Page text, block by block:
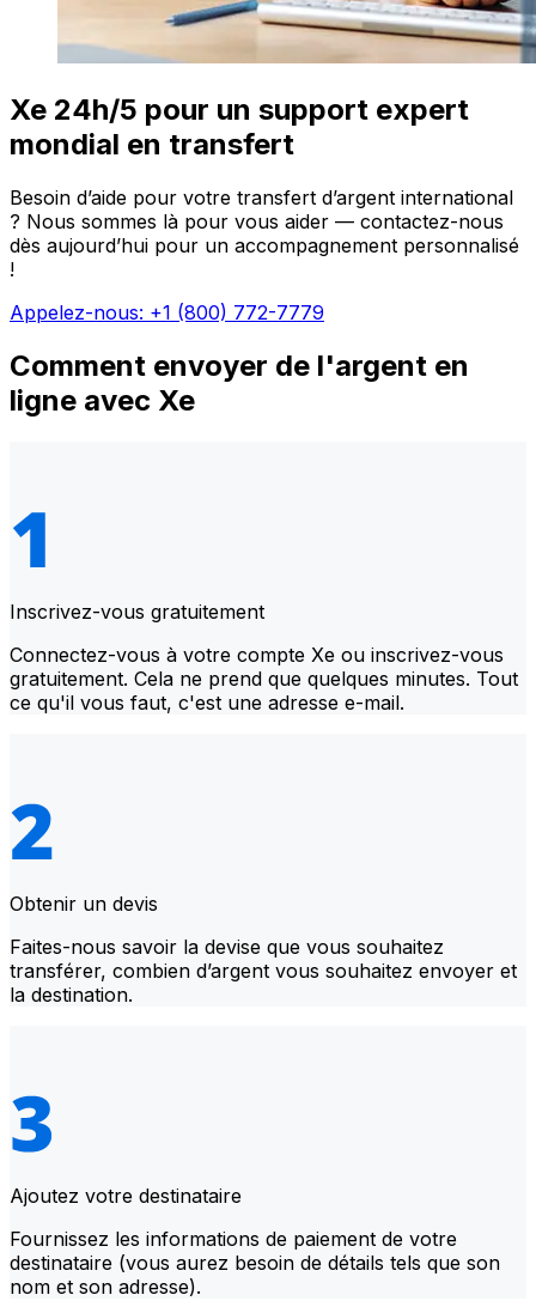
Xe 24h/5 pour un support expert
mondial en transfert
Besoin d’aide pour votre transfert d’argent international
? Nous sommes là pour vous aider — contactez-nous
dès aujourd’hui pour un accompagnement personnalisé
!
Appelez-nous: +1 (800) 772-7779
Comment envoyer de l'argent en
ligne avec Xe
Inscrivez-vous gratuitement
Connectez-vous à votre compte Xe ou inscrivez-vous
gratuitement. Cela ne prend que quelques minutes. Tout
ce qu'il vous faut, c'est une adresse e-mail.
Obtenir un devis
Faites-nous savoir la devise que vous souhaitez
transférer, combien d’argent vous souhaitez envoyer et
la destination.
Ajoutez votre destinataire
Fournissez les informations de paiement de votre
destinataire (vous aurez besoin de détails tels que son
nom et son adresse).